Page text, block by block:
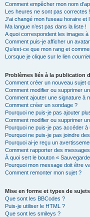
Comment empêcher mon nom
Les heures ne sont pas correctes !
J’ai changé mon fuseau horaire et
Ma langue n’est pas dans la liste !
A quoi correspondent les images
Comment puis-je afficher un
Qu’est-ce que mon rang et
Lorsque je clique sur le lien courriel
Problèmes liés à la publication
Comment créer un nouveau sujet
Comment modifier ou supprimer
Comment ajouter une signature à
Comment créer un sondage ?
Pourquoi ne puis-je pas ajouter
Comment modifier ou supprimer
Pourquoi ne puis-je pas accéder à
Pourquoi ne puis-je pas joindre
Pourquoi ai-je reçu un
Comment rapporter des
À quoi sert le bouton «
Pourquoi mon message doit être
Comment remonter mon sujet ?
Mise en forme et types de sujets
Que sont les BBCodes ?
Puis-je utiliser le HTML ?
Que sont les smileys ?